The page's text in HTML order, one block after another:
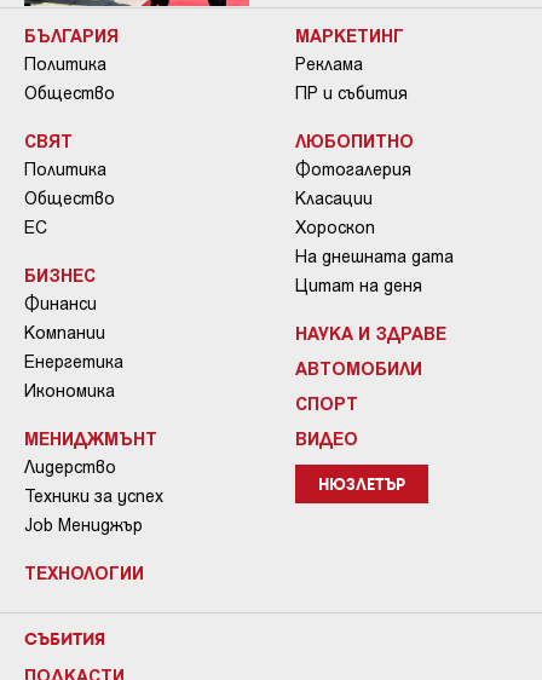
БЪЛГАРИЯ
Политика
Общество
СВЯТ
Политика
Общество
ЕС
БИЗНЕС
Финанси
Компании
Енергетика
Икономика
МЕНИДЖМЪНТ
Лидерство
Техники за успех
Job Мениджър
ТЕХНОЛОГИИ
МАРКЕТИНГ
Реклама
ПР и събития
ЛЮБОПИТНО
Фотогалерия
Класации
Хороскоп
На днешната дата
Цитат на деня
НАУКА И ЗДРАВЕ
АВТОМОБИЛИ
СПОРТ
ВИДЕО
НЮЗЛЕТЪР
СЪБИТИЯ
ПОДКАСТИ